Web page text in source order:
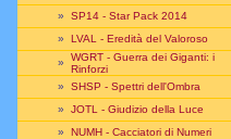
» SP14 - Star Pack 2014
» LVAL - Eredità del Valoroso
» WGRT - Guerra dei Giganti: i
Rinforzi
» SHSP - Spettri dell'Ombra
» JOTL - Giudizio della Luce
» NUMH - Cacciatori di Numeri